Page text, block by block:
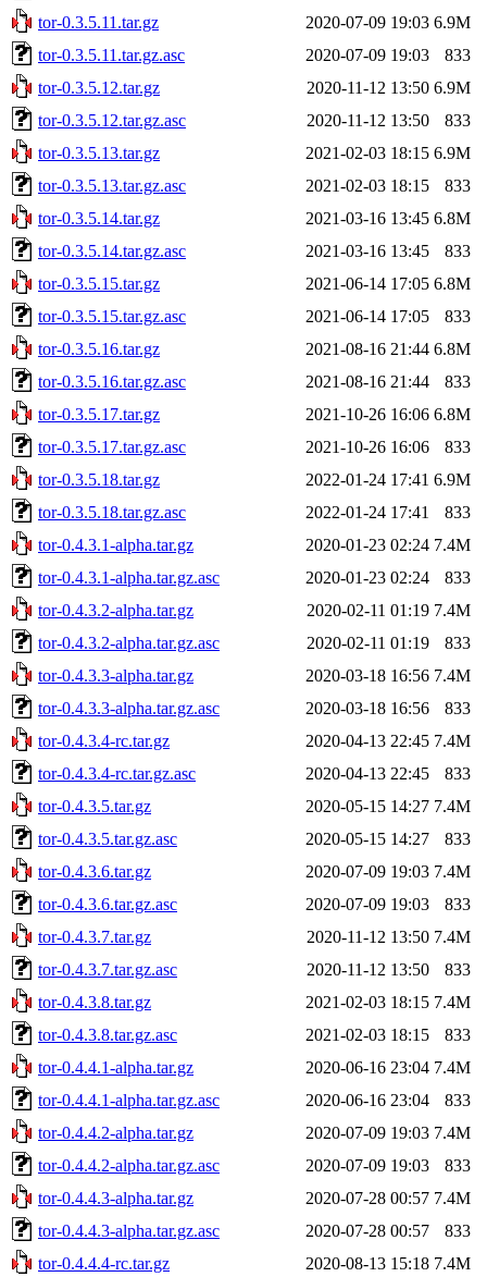
tor-0.3.5.11.tar.gz
2020-07-09 19:03 6.9M
tor-0.3.5.11.tar.gz.asc
2020-07-09 19:03
833
tor-0.3.5.12.tar.gz
2020-11-12 13:50 6.9M
tor-0.3.5.12.tar.gz.asc
2020-11-12 13:50
833
tor-0.3.5.13.tar.gz
2021-02-03 18:15 6.9M
tor-0.3.5.13.tar.gz.asc
2021-02-03 18:15
833
tor-0.3.5.14.tar.gz
2021-03-16 13:45 6.8M
tor-0.3.5.14.tar.gz.asc
2021-03-16 13:45
833
tor-0.3.5.15.tar.gz
2021-06-14 17:05 6.8M
tor-0.3.5.15.tar.gz.asc
2021-06-14 17:05
833
tor-0.3.5.16.tar.gz
2021-08-16 21:44 6.8M
tor-0.3.5.16.tar.gz.asc
2021-08-16 21:44
833
tor-0.3.5.17.tar.gz
2021-10-26 16:06 6.8M
tor-0.3.5.17.tar.gz.asc
2021-10-26 16:06
833
tor-0.3.5.18.tar.gz
2022-01-24 17:41 6.9M
tor-0.3.5.18.tar.gz.asc
2022-01-24 17:41
833
tor-0.4.3.1-alpha.tar.gz
2020-01-23 02:24 7.4M
tor-0.4.3.1-alpha.tar.gz.asc
2020-01-23 02:24
833
tor-0.4.3.2-alpha.tar.gz
2020-02-11 01:19 7.4M
tor-0.4.3.2-alpha.tar.gz.asc
2020-02-11 01:19
833
tor-0.4.3.3-alpha.tar.gz
2020-03-18 16:56 7.4M
tor-0.4.3.3-alpha.tar.gz.asc
2020-03-18 16:56
833
tor-0.4.3.4-rc.tar.gz
2020-04-13 22:45 7.4M
tor-0.4.3.4-rc.tar.gz.asc
2020-04-13 22:45
833
tor-0.4.3.5.tar.gz
2020-05-15 14:27 7.4M
tor-0.4.3.5.tar.gz.asc
2020-05-15 14:27
833
tor-0.4.3.6.tar.gz
2020-07-09 19:03 7.4M
tor-0.4.3.6.tar.gz.asc
2020-07-09 19:03
833
tor-0.4.3.7.tar.gz
2020-11-12 13:50 7.4M
tor-0.4.3.7.tar.gz.asc
2020-11-12 13:50
833
tor-0.4.3.8.tar.gz
2021-02-03 18:15 7.4M
tor-0.4.3.8.tar.gz.asc
2021-02-03 18:15
833
tor-0.4.4.1-alpha.tar.gz
2020-06-16 23:04 7.4M
tor-0.4.4.1-alpha.tar.gz.asc
2020-06-16 23:04
833
tor-0.4.4.2-alpha.tar.gz
2020-07-09 19:03 7.4M
tor-0.4.4.2-alpha.tar.gz.asc
2020-07-09 19:03
833
tor-0.4.4.3-alpha.tar.gz
2020-07-28 00:57 7.4M
tor-0.4.4.3-alpha.tar.gz.asc
2020-07-28 00:57
833
tor-0.4.4.4-rc.tar.gz
2020-08-13 15:18 7.4M